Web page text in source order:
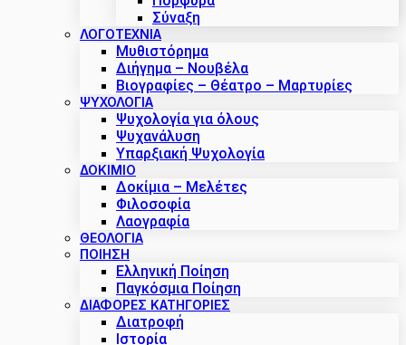
Σύναξη
ΛΟΓΟΤΕΧΝΙΑ
Μυθιστόρημα
Διήγημα – Νουβέλα
Βιογραφίες – Θέατρο – Μαρτυρίες
ΨΥΧΟΛΟΓΙΑ
Ψυχολογία για όλους
Ψυχανάλυση
Υπαρξιακή Ψυχολογία
ΔΟΚΊΜΙΟ
Δοκίμια – Μελέτες
Φιλοσοφία
Λαογραφία
ΘΕΟΛΟΓΙΑ
ΠΟΙΗΣΗ
Ελληνική Ποίηση
Παγκόσμια Ποίηση
ΔΙΑΦΟΡΕΣ ΚΑΤΗΓΟΡΙΕΣ
Διατροφή
Ιστορία